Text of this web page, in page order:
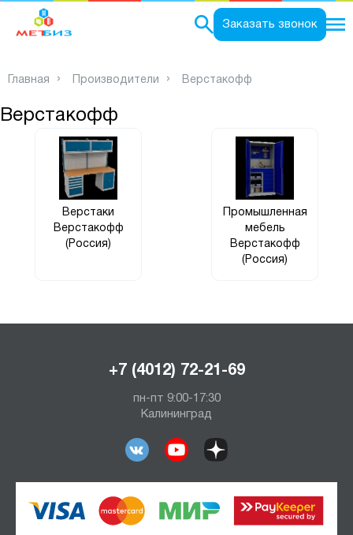
Заказать звонок
Главная Производители Верстакофф
Верстакофф
Верстаки
Верстакофф
(Россия)
Промышленная
мебель
Верстакофф
(Россия)
+7 (4012) 72-21-69
пн-пт 9:00-17:30
Калининград